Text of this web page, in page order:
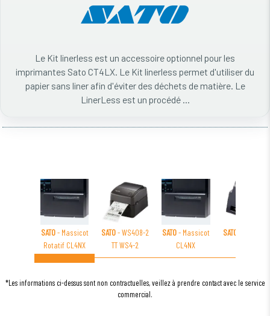
Le Kit linerless est un accessoire optionnel pour les
imprimantes Sato CT4LX. Le Kit linerless permet d'utiliser du
papier sans liner afin d'éviter des déchets de matière. Le
LinerLess est un procédé ...
SATO- Massicot
Rotatif CL4NX
SATO- WS408-2
TT WS4-2
SATO- Massicot
CL4NX
SATO
*Les informations ci-dessus sont non contractuelles, veillez à prendre contact avec le service
commercial.